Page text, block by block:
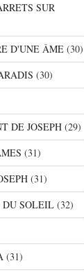
SUR
D'UNE ÂME(30)
(30)
DE JOSEPH(29)
(31)
(31)
SOLEIL(32)
(31)